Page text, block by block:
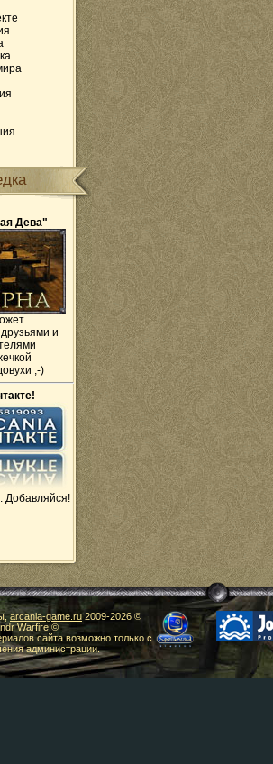
Дева"
и
;-)
Добавляйся!
arcania-game.ru2009-2026 ©
Warfire©
сайта возможно только с
администрации.